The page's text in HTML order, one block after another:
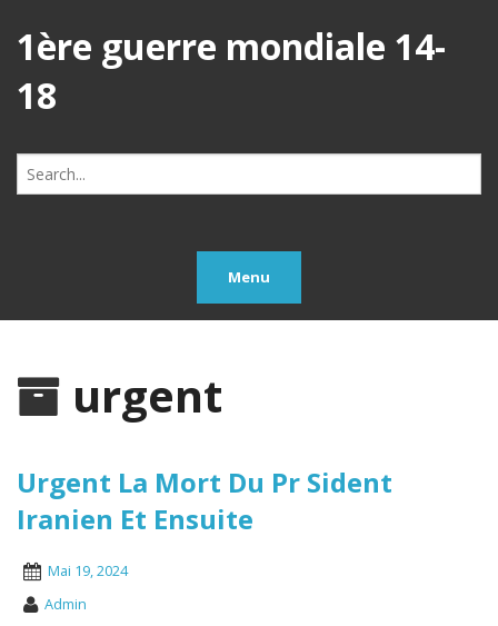
1ère guerre mondiale 14-
18
Search
for:
Menu
urgent
Urgent La Mort Du Pr Sident
Iranien Et Ensuite
Mai 19, 2024
Admin